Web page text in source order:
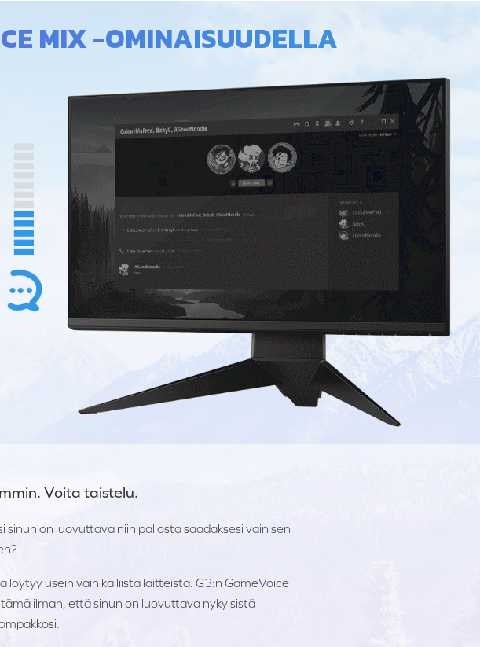
MIX -OMINAISUUDELLA
Voita taistelu.
on luovuttava niin paljosta saadaksesi vain sen
usein vain kalliista laitteista. G3:n GameVoice
ilman, että sinun on luovuttava nykyisistä